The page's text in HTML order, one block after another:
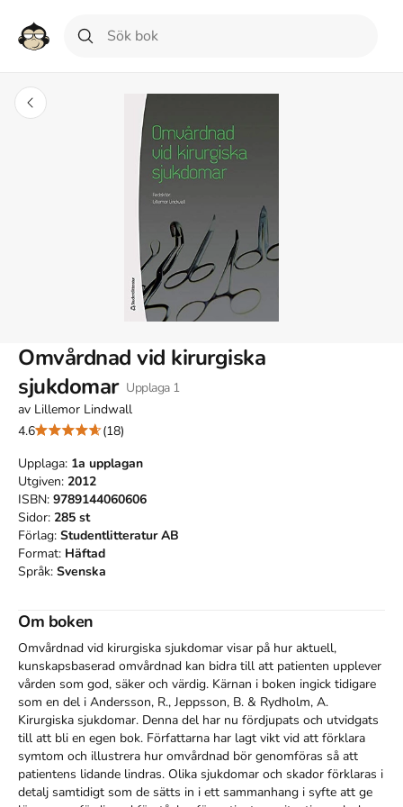
Omvårdnad vid kirurgiska
sjukdomar Upplaga 1
av Lillemor Lindwall
4.6
(18)
Upplaga: 1a upplagan
Utgiven: 2012
ISBN: 9789144060606
Sidor: 285 st
Förlag: Studentlitteratur AB
Format: Häftad
Språk: Svenska
Om boken
Omvårdnad vid kirurgiska sjukdomar visar på hur aktuell,
kunskapsbaserad omvårdnad kan bidra till att patienten upplever
vården som god, säker och värdig. Kärnan i boken ingick tidigare
som en del i Andersson, R., Jeppsson, B. & Rydholm, A.
Kirurgiska sjukdomar. Denna del har nu fördjupats och utvidgats
till att bli en egen bok. Författarna har lagt vikt vid att förklara
symtom och illustrera hur omvårdnad bör genomföras så att
patientens lidande lindras. Olika sjukdomar och skador förklaras i
detalj samtidigt som de sätts in i ett sammanhang i syfte att ge